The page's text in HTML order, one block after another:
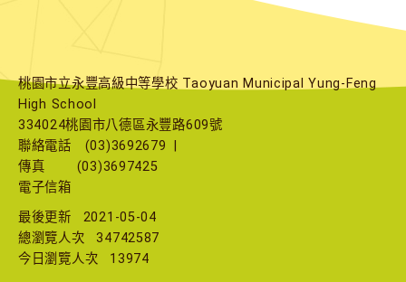
桃園市立永豐高級中等學校 Taoyuan Municipal Yung-Feng
High School
334024桃園市八德區永豐路609號
聯絡電話
(03)3692679
傳真
(03)3697425
電子信箱
最後更新
2021-05-04
總瀏覽人次
34742587
今日瀏覽人次
13974